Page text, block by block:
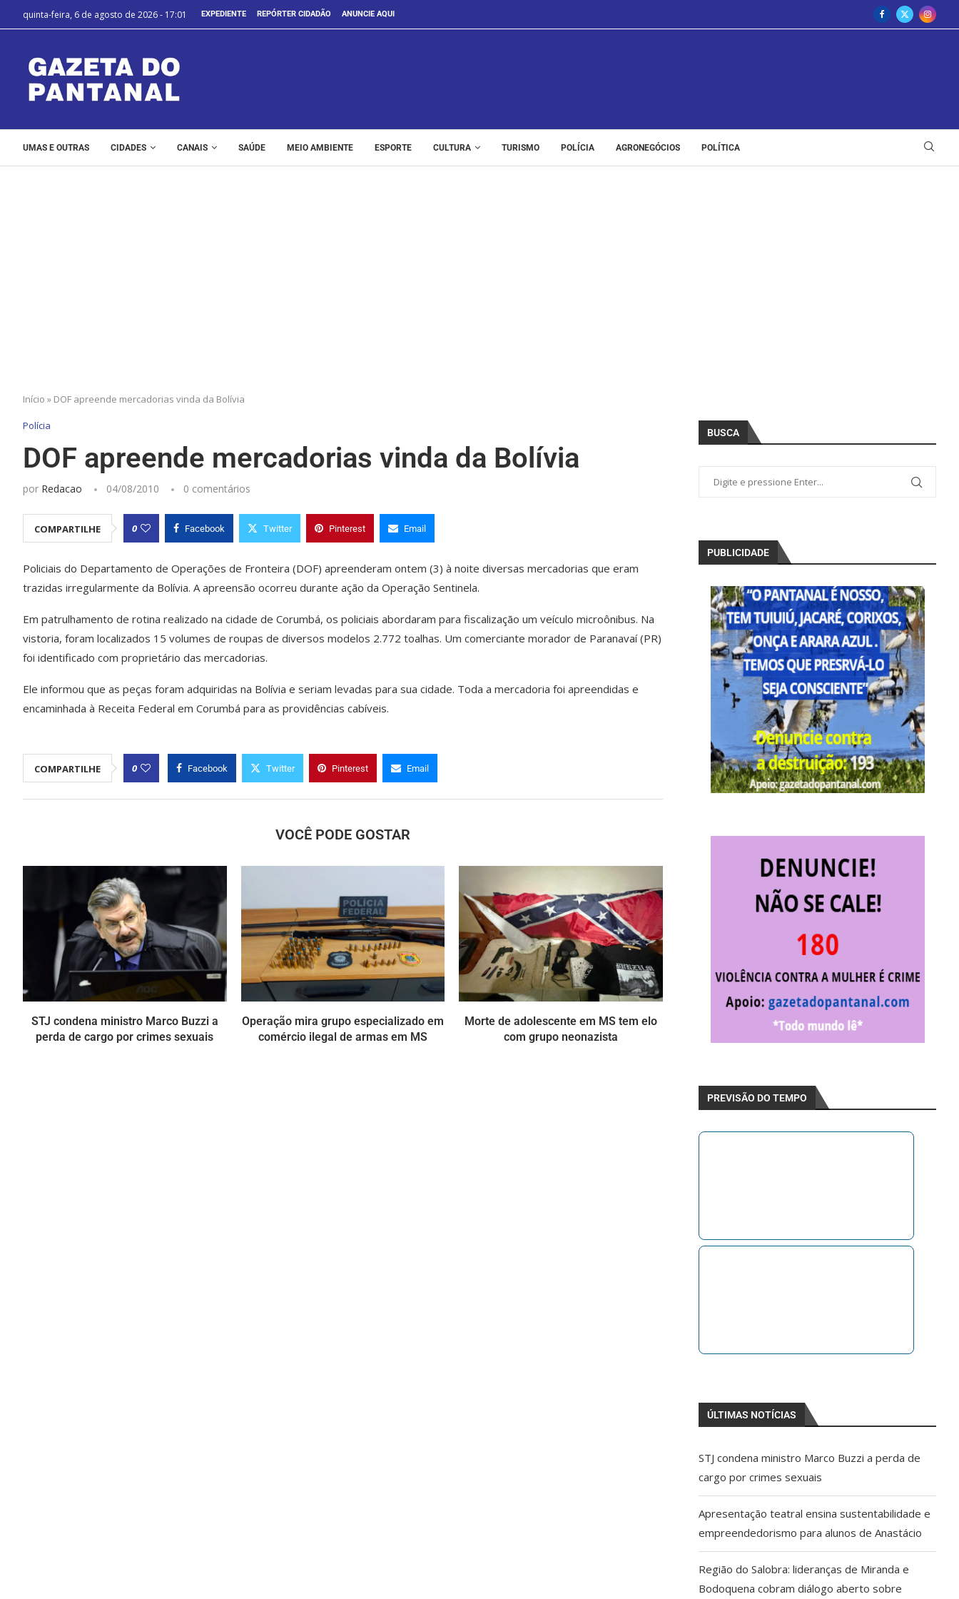
quinta-feira, 6 de agosto de 2026 - 17:01 EXPEDIENTE REPÓRTER CIDADÃO ANUNCIE AQUI
UMAS E OUTRAS CIDADES CANAIS SAÚDE MEIO AMBIENTE ESPORTE CULTURA TURISMO POLÍCIA AGRONEGÓCIOS POLÍTICA
Início » DOF apreende mercadorias vinda da Bolívia
Polícia
DOF apreende mercadorias vinda da Bolívia
por Redacao 04/08/2010 0 comentários
COMPARTILHE 0 Facebook Twitter Pinterest Email
Policiais do Departamento de Operações de Fronteira (DOF) apreenderam ontem (3) à noite diversas mercadorias que eram
trazidas irregularmente da Bolívia. A apreensão ocorreu durante ação da Operação Sentinela.
Em patrulhamento de rotina realizado na cidade de Corumbá, os policiais abordaram para fiscalização um veículo microônibus. Na
vistoria, foram localizados 15 volumes de roupas de diversos modelos 2.772 toalhas. Um comerciante morador de Paranavaí (PR)
foi identificado com proprietário das mercadorias.
Ele informou que as peças foram adquiridas na Bolívia e seriam levadas para sua cidade. Toda a mercadoria foi apreendidas e
encaminhada à Receita Federal em Corumbá para as providências cabíveis.
COMPARTILHE 0 Facebook Twitter Pinterest Email
VOCÊ PODE GOSTAR
STJ condena ministro Marco Buzzi a
perda de cargo por crimes sexuais
Operação mira grupo especializado em
comércio ilegal de armas em MS
Morte de adolescente em MS tem elo
com grupo neonazista
BUSCA
PUBLICIDADE
PREVISÃO DO TEMPO
ÚLTIMAS NOTÍCIAS
STJ condena ministro Marco Buzzi a perda de
cargo por crimes sexuais
Apresentação teatral ensina sustentabilidade e
empreendedorismo para alunos de Anastácio
Região do Salobra: lideranças de Miranda e
Bodoquena cobram diálogo aberto sobre